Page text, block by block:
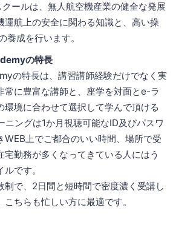
ールは、無人航空機産業の健全な発展
運航上の安全に関わる知識と、高い操
養成を行います。
の特長
の特長は、講習講師経験だけでなく実
常に豊富な講師と、座学を対面とe-ラ
環境に合わせて選択して学んで頂ける
ニングは1か月視聴可能なID及びパスワ
WEB上でご都合のいい時間、場所で受
宅勤務が多くなってきている人にはう
です。
制で、2日間と短時間で密度濃く受講し
ちらも忙しい方に最適です。